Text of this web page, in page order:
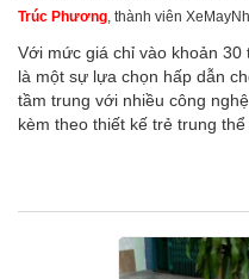
Trúc Phương, thành viên
Với mức giá chỉ vào khoản 30
là một sự lựa chọn hấp dẫn
tầm trung với nhiều công
kèm theo thiết kế trẻ trung